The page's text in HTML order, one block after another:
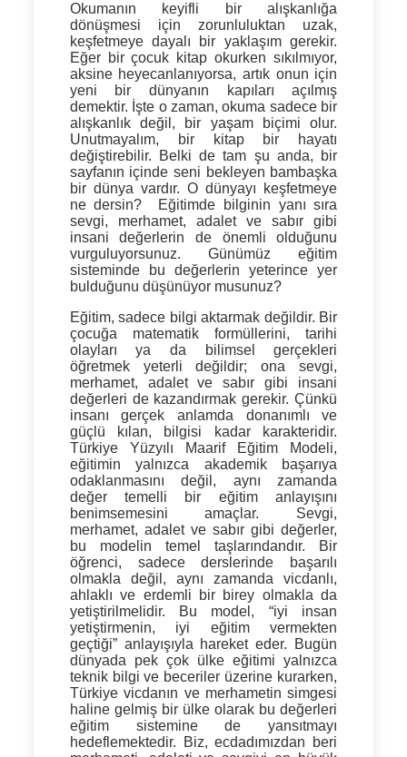
Okumanın keyifli bir alışkanlığa
dönüşmesi için zorunluluktan uzak,
keşfetmeye dayalı bir yaklaşım gerekir.
Eğer bir çocuk kitap okurken sıkılmıyor,
aksine heyecanlanıyorsa, artık onun için
yeni bir dünyanın kapıları açılmış
demektir. İşte o zaman, okuma sadece bir
alışkanlık değil, bir yaşam biçimi olur.
Unutmayalım,
bir kitap bir hayatı
değiştirebilir. Belki de tam şu anda, bir
sayfanın içinde seni bekleyen bambaşka
bir dünya vardır. O dünyayı keşfetmeye
ne dersin?
Eğitimde bilginin yanı sıra
sevgi, merhamet, adalet ve sabır gibi
insani değerlerin de önemli olduğunu
vurguluyorsunuz. Günümüz eğitim
sisteminde bu değerlerin yeterince yer
bulduğunu düşünüyor musunuz?
Eğitim, sadece bilgi aktarmak değildir. Bir
çocuğa matematik formüllerini, tarihi
olayları ya da bilimsel gerçekleri
öğretmek yeterli değildir; onasevgi,
merhamet, adalet ve sabır gibi insani
değerleri de kazandırmak gerekir. Çünkü
insanı gerçek anlamda donanımlı ve
güçlü kılan, bilgisi kadar karakteridir.
Türkiye Yüzyılı Maarif Eğitim Modeli,
eğitimin yalnızca akademik başarıya
odaklanmasını değil, aynı zamanda
değer temelli bir eğitim anlayışını
benimsemesini amaçlar. Sevgi,
merhamet, adalet ve sabır gibi değerler,
bu modelin temel taşlarındandır. Bir
öğrenci, sadece derslerinde başarılı
olmakla değil, aynı zamanda vicdanlı,
ahlaklı ve erdemli bir birey olmakla da
yetiştirilmelidir. Bu model, “iyi insan
yetiştirmenin, iyi eğitim vermekten
geçtiği”anlayışıyla hareket eder. Bugün
dünyada pek çok ülke eğitimi yalnızca
teknik bilgi ve beceriler üzerine kurarken,
Türkiyevicdanın ve merhametin simgesi
haline gelmiş bir ülke olarak bu değerleri
eğitim sistemine de yansıtmayı
hedeflemektedir. Biz, ecdadımızdan beri